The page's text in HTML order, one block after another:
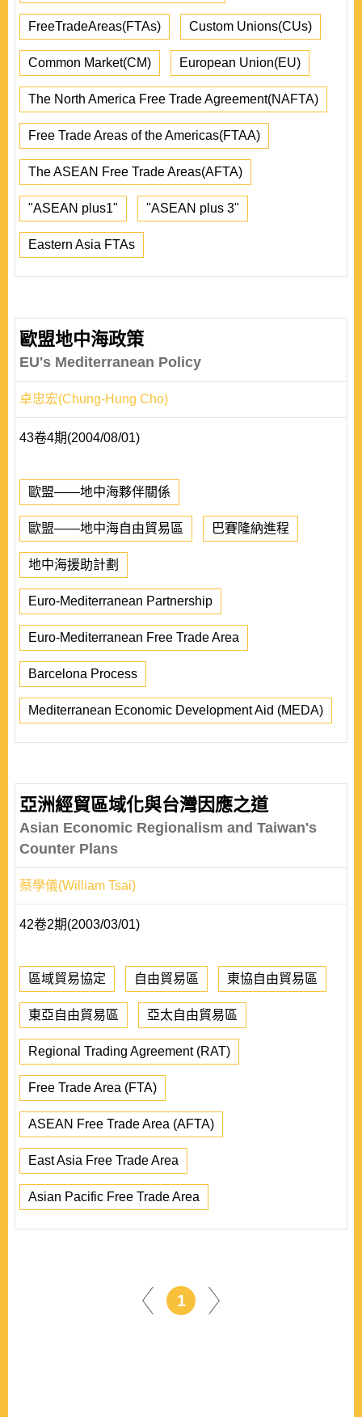
FreeTradeAreas(FTAs) Custom Unions(CUs)
Common Market(CM) European Union(EU)
The North America Free Trade Agreement(NAFTA)
Free Trade Areas of the Americas(FTAA)
The ASEAN Free Trade Areas(AFTA)
"ASEAN plus1" "ASEAN plus 3"
Eastern Asia FTAs
歐盟地中海政策
EU's Mediterranean Policy
卓忠宏(Chung-Hung Cho)
43卷4期(2004/08/01)
歐盟——地中海夥伴關係
歐盟——地中海自由貿易區 巴賽隆納進程
地中海援助計劃
Euro-Mediterranean Partnership
Euro-Mediterranean Free Trade Area
Barcelona Process
Mediterranean Economic Development Aid (MEDA)
亞洲經貿區域化與台灣因應之道
Asian Economic Regionalism and Taiwan's
Counter Plans
蔡學儀(William Tsai)
42卷2期(2003/03/01)
區域貿易協定 自由貿易區 東協自由貿易區
東亞自由貿易區 亞太自由貿易區
Regional Trading Agreement (RAT)
Free Trade Area (FTA)
ASEAN Free Trade Area (AFTA)
East Asia Free Trade Area
Asian Pacific Free Trade Area
1